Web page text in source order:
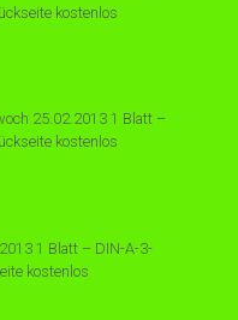
kostenlos
25.02.2013 1 Blatt –
kostenlos
1 Blatt – DIN-A-3-
kostenlos